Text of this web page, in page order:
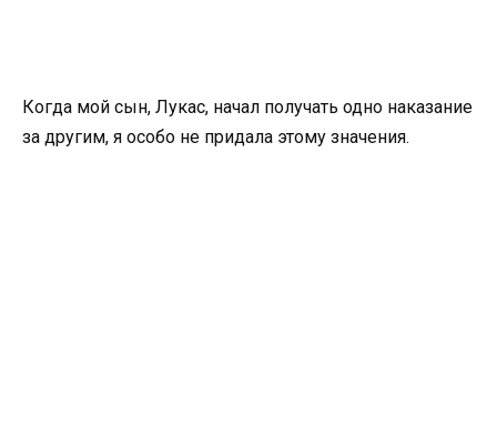
Когда мой сын, Лукас, начал получать одно наказание
за другим, я особо не придала этому значения.